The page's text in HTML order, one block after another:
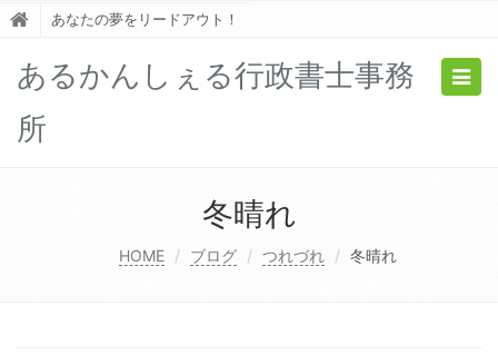
あなたの夢をリードアウト！
あるかんしぇる行政書士事務
所
冬晴れ
HOME ブログ つれづれ 冬晴れ